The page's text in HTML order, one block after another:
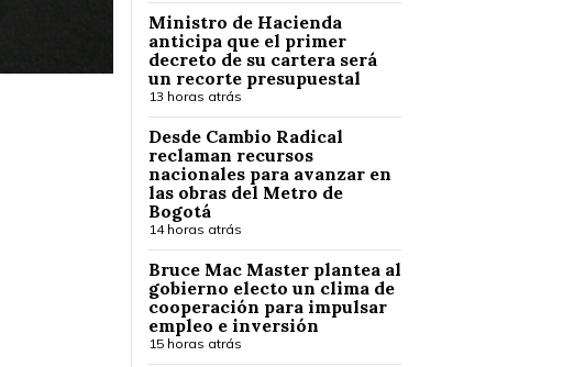
Ministro de Hacienda
anticipa que el primer
decreto de su cartera será
un recorte presupuestal
13 horas atrás
Desde Cambio Radical
reclaman recursos
nacionales para avanzar en
las obras del Metro de
Bogotá
14 horas atrás
Bruce Mac Master plantea al
gobierno electo un clima de
cooperación para impulsar
empleo e inversión
15 horas atrás